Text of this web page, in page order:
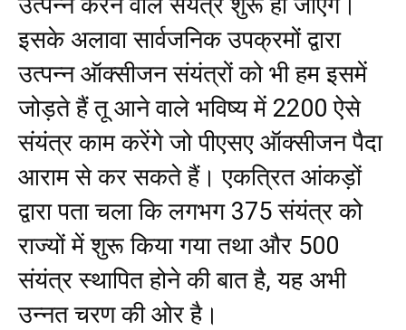
इसके अलावा सार्वजनिक उपक्रमों द्वारा
उत्पन्न ऑक्सीजन संयंत्रों को भी हम इसमें
जोड़ते हैं तू आने वाले भविष्य में 2200 ऐसे
संयंत्र काम करेंगे जो पीएसए ऑक्सीजन पैदा
आराम से कर सकते हैं। एकत्रित आंकड़ों
द्वारा पता चला कि लगभग 375 संयंत्र को
राज्यों में शुरू किया गया तथा और 500
संयंत्र स्थापित होने की बात है, यह अभी
उन्नत चरण की ओर है।